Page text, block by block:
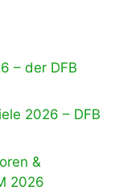
– der DFB
2026 – DFB
&
2026